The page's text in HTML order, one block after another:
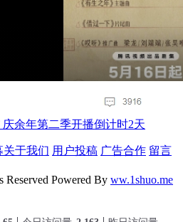
余年第二季开播倒计时2天
关于我们 用户投稿 广告合作 留言
Powered By ww.1shuo.me